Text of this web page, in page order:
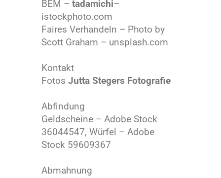
BEM – tadamichi–
istockphoto.com
Faires Verhandeln – Photo by
Scott Graham – unsplash.com
Kontakt
Fotos Jutta Stegers Fotografie
Abfindung
Geldscheine – Adobe Stock
36044547, Würfel – Adobe
Stock 59609367
Abmahnung